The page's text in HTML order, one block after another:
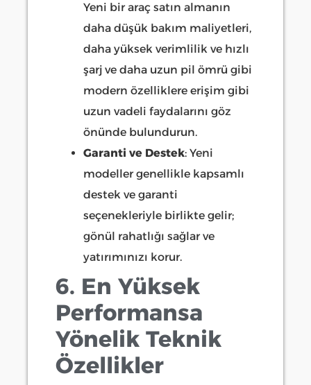
Yeni bir araç satın almanın
daha düşük bakım maliyetleri,
daha yüksek verimlilik ve hızlı
şarj ve daha uzun pil ömrü gibi
modern özelliklere erişim gibi
uzun vadeli faydalarını göz
önünde bulundurun.
Garanti ve Destek: Yeni
modeller genellikle kapsamlı
destek ve garanti
seçenekleriyle birlikte gelir;
gönül rahatlığı sağlar ve
yatırımınızı korur.
6. En Yüksek
Performansa
Yönelik Teknik
Özellikler